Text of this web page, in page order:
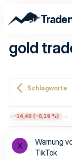
gold
Schlagworte
−14,40 (−0,19 %)
X
Warnung
TikTok